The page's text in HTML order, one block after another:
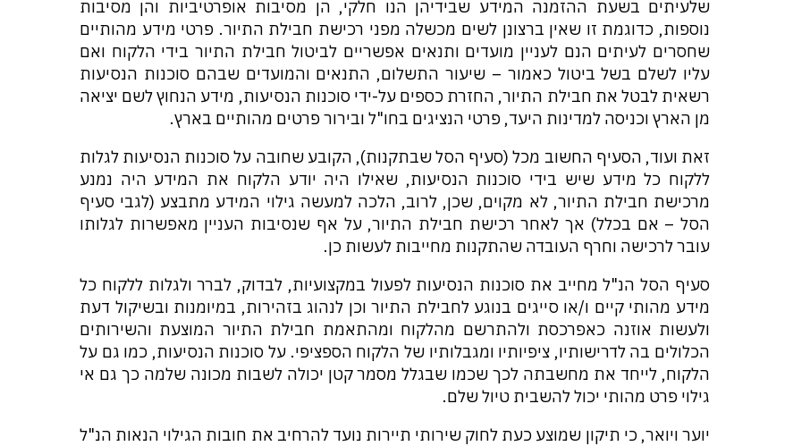
שלעיתים בשעת ההזמנה המידע שבידיהן הנו חלקי, הן מסיבות אופרטיביות והן מסיבות
נוספות, כדוגמת זו שאין ברצונן לשים מכשלה מפני רכישת חבילת התיור. פרטי מידע מהותיים
שחסרים לעיתים הנם לעניין מועדים ותנאים אפשריים לביטול חבילת התיור בידי הלקוח ואם
עליו לשלם בשל ביטול כאמור – שיעור התשלום, התנאים והמועדים שבהם סוכנות הנסיעות
רשאית לבטל את חבילת התיור, החזרת כספים על-ידי סוכנות הנסיעות, מידע הנחוץ לשם יציאה
מן הארץ וכניסה למדינות היעד, פרטי הנציגים בחו"ל ובירור פרטים מהותיים בארץ.
זאת ועוד, הסעיף החשוב מכל (סעיף הסל שבתקנות), הקובע שחובה על סוכנות הנסיעות לגלות
ללקוח כל מידע שיש בידי סוכנות הנסיעות, שאילו היה יודע הלקוח את המידע היה נמנע
מרכישת חבילת התיור, לא מקוים, שכן, לרוב, הלכה למעשה גילוי המידע מתבצע (לגבי סעיף
הסל – אם בכלל) אך לאחר רכישת חבילת התיור, על אף שנסיבות העניין מאפשרות לגלותו
עובר לרכישה וחרף העובדה שהתקנות מחייבות לעשות כן.
סעיף הסל הנ"ל מחייב את סוכנות הנסיעות לפעול במקצועיות, לבדוק, לברר ולגלות ללקוח כל
מידע מהותי קיים ו/או סייגים בנוגע לחבילת התיור וכן לנהוג בזהירות, במיומנות ובשיקול דעת
ולעשות אוזנה כאפרכסת ולהתרשם מהלקוח ומהתאמת חבילת התיור המוצעת והשירותים
הכלולים בה לדרישותיו, ציפיותיו ומגבלותיו של הלקוח הספציפי. על סוכנות הנסיעות, כמו גם על
הלקוח, לייחד את מחשבתה לכך שכמו שבגלל מסמר קטן יכולה לשבות מכונה שלמה כך גם אי
גילוי פרט מהותי יכול להשבית טיול שלם.
יוער ויואר, כי תיקון שמוצע כעת לחוק שירותי תיירות נועד להרחיב את חובות הגילוי הנאות הנ"ל